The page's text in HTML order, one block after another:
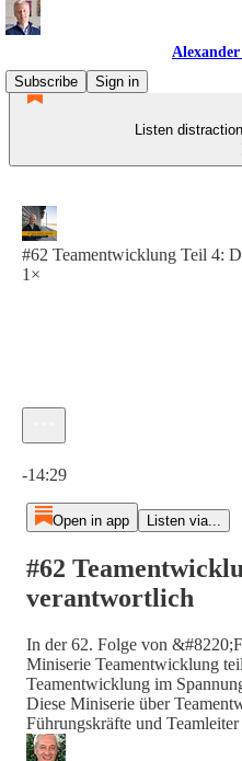
Alexander
Subscribe
Sign in
Listen
#62 Teamentwicklung Teil 4:
1×
-14:29
Open in app Listen via...
#62
verantwortlich
In der 62. Folge von
Miniserie Teamentwicklung
Teamentwicklung im
Diese Miniserie über
Führungskräfte und Teamleiter